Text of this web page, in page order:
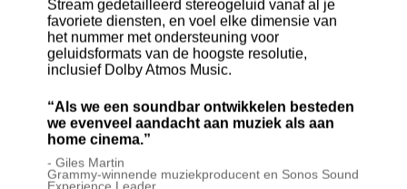
Stream gedetailleerd stereogeluid vanaf al je
favoriete diensten, en voel elke dimensie van
het nummer met ondersteuning voor
geluidsformats van de hoogste resolutie,
inclusief Dolby Atmos Music.
“Als we een soundbar ontwikkelen besteden
we evenveel aandacht aan muziek als aan
home cinema.”
- Giles Martin
Grammy-winnende muziekproducent en Sonos Sound